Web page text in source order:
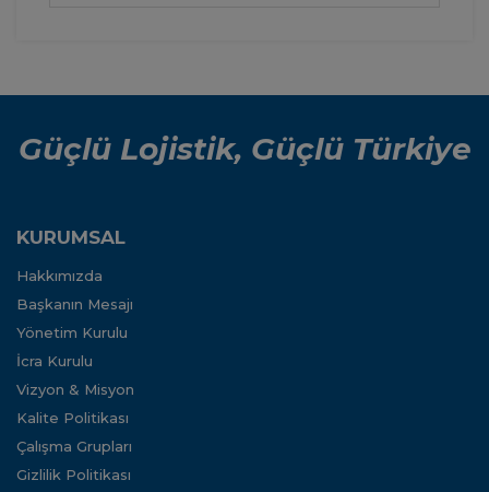
Güçlü Lojistik, Güçlü Türkiye
KURUMSAL
Hakkımızda
Başkanın Mesajı
Yönetim Kurulu
İcra Kurulu
Vizyon & Misyon
Kalite Politikası
Çalışma Grupları
Gizlilik Politikası